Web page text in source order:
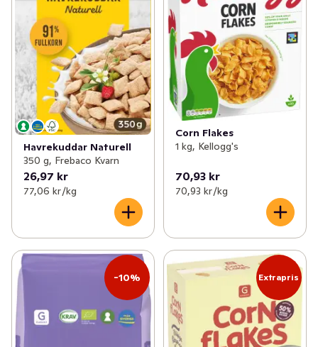
Havrekuddar Naturell
350 g, Frebaco Kvarn
26,97 kr
77,06 kr /kg
Corn Flakes
1 kg, Kellogg's
70,93 kr
70,93 kr /kg
-10% Extrapris